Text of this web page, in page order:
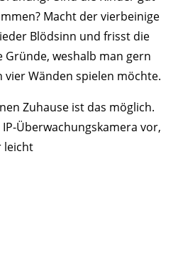
Macht der vierbeinige
Blödsinn und frisst die
Gründe, weshalb man gern
vier Wänden spielen möchte.
Zuhause ist das möglich.
Überwachungskamera vor,
leicht